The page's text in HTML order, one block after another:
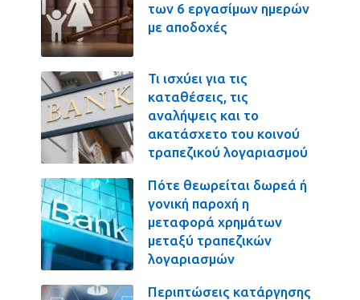
των 6 εργασίμων ημερών
με αποδοχές
Τι ισχύει για τις
καταθέσεις, τις
αναλήψεις και το
ακατάσχετο του κοινού
τραπεζικού λογαριασμού
Πότε θεωρείται δωρεά ή
γονική παροχή η
μεταφορά χρημάτων
μεταξύ τραπεζικών
λογαριασμών
Περιπτώσεις κατάργησης